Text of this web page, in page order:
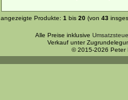
angezeigte Produkte: 1 bis 20 (von 43
Alle Preise inklusive
Verkauf unter
© 2015-2026 Peter